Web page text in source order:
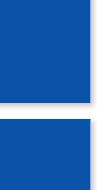
Verwaltung